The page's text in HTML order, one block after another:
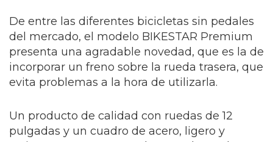
De entre las diferentes bicicletas sin pedales
del mercado, el modelo BIKESTAR Premium
presenta una agradable novedad, que es la de
incorporar un freno sobre la rueda trasera, que
evita problemas a la hora de utilizarla.
Un producto de calidad con ruedas de 12
pulgadas y un cuadro de acero, ligero y